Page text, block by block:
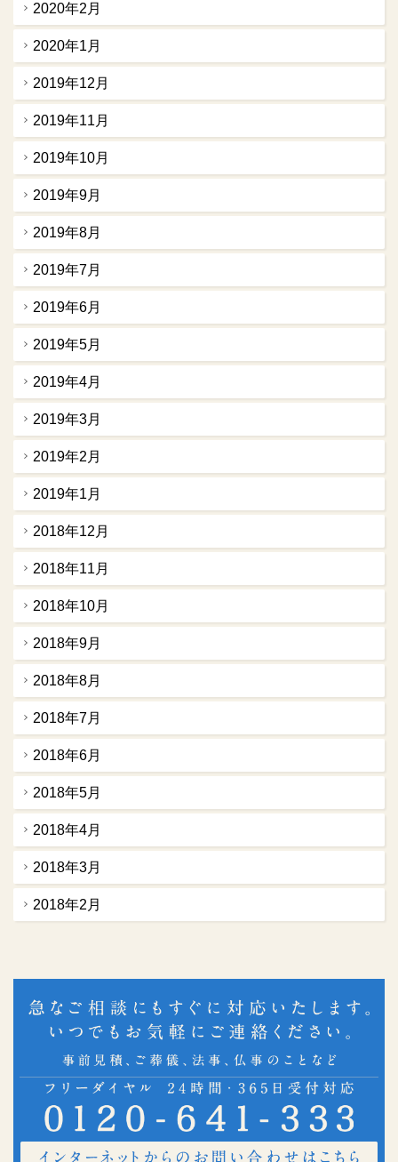
2020年2月
2020年1月
2019年12月
2019年11月
2019年10月
2019年9月
2019年8月
2019年7月
2019年6月
2019年5月
2019年4月
2019年3月
2019年2月
2019年1月
2018年12月
2018年11月
2018年10月
2018年9月
2018年8月
2018年7月
2018年6月
2018年5月
2018年4月
2018年3月
2018年2月